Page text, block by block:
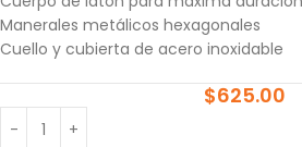
Manerales metálicos hexagonales
Cuello y cubierta de acero inoxidable
$625.00